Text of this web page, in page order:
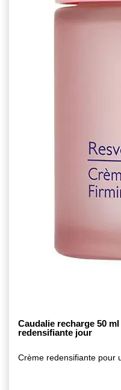
Caudalie recharge 50
redensifiante jour
Crème redensifiante pour